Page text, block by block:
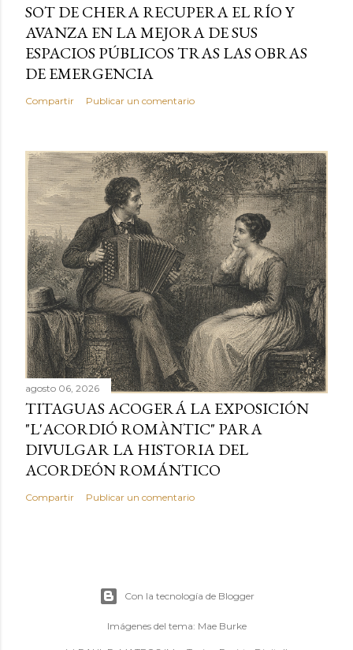
SOT DE CHERA RECUPERA EL RÍO Y
AVANZA EN LA MEJORA DE SUS
ESPACIOS PÚBLICOS TRAS LAS OBRAS
DE EMERGENCIA
Compartir Publicar un comentario
agosto 06, 2026
TITAGUAS ACOGERÁ LA EXPOSICIÓN
"L'ACORDIÓ ROMÀNTIC" PARA
DIVULGAR LA HISTORIA DEL
ACORDEÓN ROMÁNTICO
Compartir Publicar un comentario
Con la tecnología de Blogger
Imágenes del tema: Mae Burke